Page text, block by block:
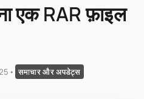
एक RAR फ़ाइल
• समाचार और अपडेट्स